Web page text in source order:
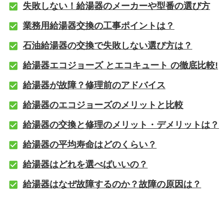
失敗しない！給湯器のメーカーや型番の選び方
業務用給湯器交換の工事ポイントは？
石油給湯器の交換で失敗しない選び方は？
給湯器エコジョーズ とエコキュート の徹底比較!
給湯器が故障？修理前のアドバイス
給湯器のエコジョーズのメリットと比較
給湯器の交換と修理のメリット・デメリットは？
給湯器の平均寿命はどのくらい？
給湯器はどれを選べばいいの？
給湯器はなぜ故障するのか？故障の原因は？